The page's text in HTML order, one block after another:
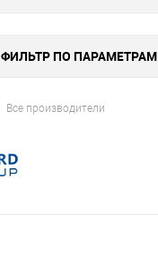
ФИЛЬТР ПО ПАРАМЕТРАМ
Все производители